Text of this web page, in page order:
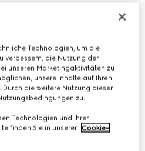
Technologien, um die
verbessern, die Nutzung der
unseren Marketingaktivitäten zu
unsere Inhalte auf Ihren
Durch die weitere Nutzung dieser
zu.
Technologien und ihrer
finden Sie in unserer Cookie-